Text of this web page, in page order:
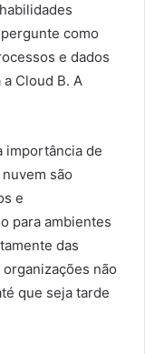
como
e dados
Cloud B. A
importância de
são
e
para ambientes
das
não
que seja tarde